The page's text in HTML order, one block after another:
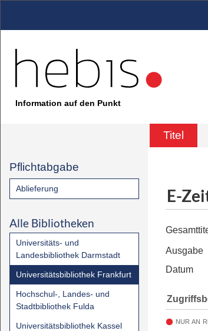
Information auf den Punkt
Titel
Pflichtabgabe
Ablieferung
Alle Bibliotheken
Universitäts- und
Landesbibliothek Darmstadt
Universitätsbibliothek Frankfurt
Hochschul-, Landes- und
Stadtbibliothek Fulda
Universitätsbibliothek Kassel
E-
Ausgabe
Datum
NUR AN